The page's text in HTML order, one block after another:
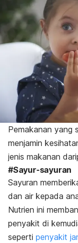
Pemakanan yang
menjamin
jenis makanan
#Sayur-sayuran
Sayuran
dan air kepada
Nutrien ini
penyakit di
seperti penyakit